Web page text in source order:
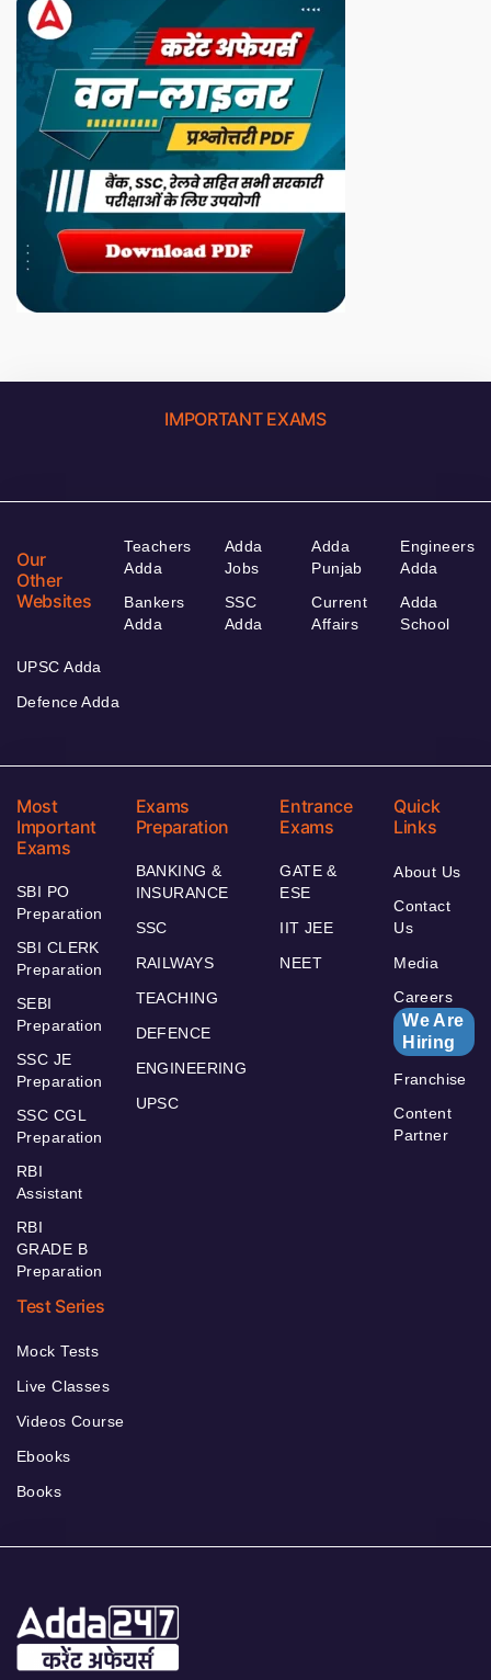
IMPORTANT EXAMS
Our
Other
Websites
Teachers
Adda
Bankers
Adda
Adda
Jobs
SSC
Adda
Adda
Punjab
Current
Affairs
Engineers
Adda
Adda
School
UPSC Adda
Defence Adda
Most
Important
Exams
SBI PO
Preparation
SBI CLERK
Preparation
SEBI
Preparation
SSC JE
Preparation
SSC CGL
Preparation
RBI
Assistant
RBI
GRADE B
Preparation
Exams
Preparation
BANKING &
INSURANCE
SSC
RAILWAYS
TEACHING
DEFENCE
ENGINEERING
UPSC
Entrance
Exams
GATE &
ESE
IIT JEE
NEET
Quick
Links
About Us
Contact
Us
Media
Careers
We Are
Hiring
Franchise
Content
Partner
Test Series
Mock Tests
Live Classes
Videos Course
Ebooks
Books